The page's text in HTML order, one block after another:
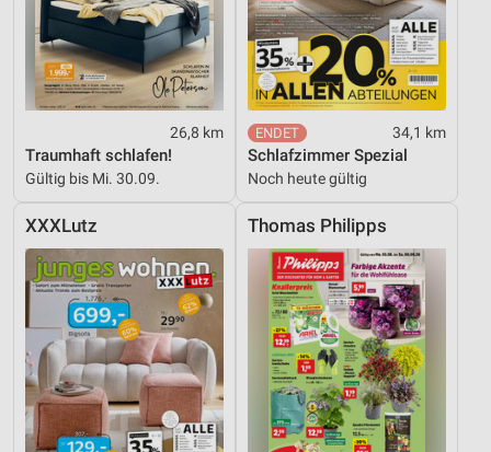
26,8 km
Traumhaft schlafen!
Gültig bis Mi. 30.09.
34,1 km
Schlafzimmer Spezial
Noch heute gültig
XXXLutz Thomas Philipps